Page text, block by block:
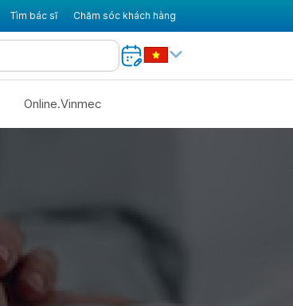
Tìm bác sĩ Chăm sóc khách hàng
Online.Vinmec